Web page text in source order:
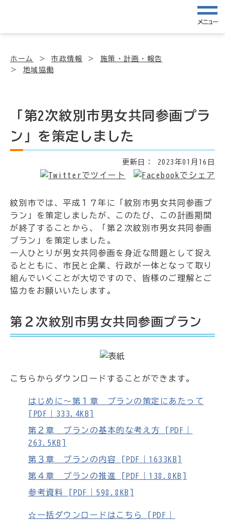
メニュー
ホーム 市政情報
施策・計画・報告
地域協働
「第2次紋別市男女共同参画プラ
ン」を策定しました
更新日： 2023年01月16日
紋別市では、平成１７年に「紋別市男女共同参画プ
ラン」を策定しましたが、このたび、この計画期間
が終了することから、「第２次紋別市男女共同参画
プラン」を策定しました。
一人ひとりが男女共同参画を身近な問題として捉え
るとともに、市民と企業、行政が一体となって取り
組んでいくことが大切ですので、皆様のご理解とご
協力をお願いいたします。
第２次紋別市男女共同参画プラン
こちらからダウンロードすることができます。
はじめに～第１章 プランの策定にあたって
[PDF｜333.4KB]
第２章 プランの基本的な考え方 [PDF｜
263.5KB]
第３章 プランの内容 [PDF｜1633KB]
第４章 プランの推進 [PDF｜138.8KB]
参考資料 [PDF｜598.8KB]
☆一括ダウンロードはこちら [PDF｜